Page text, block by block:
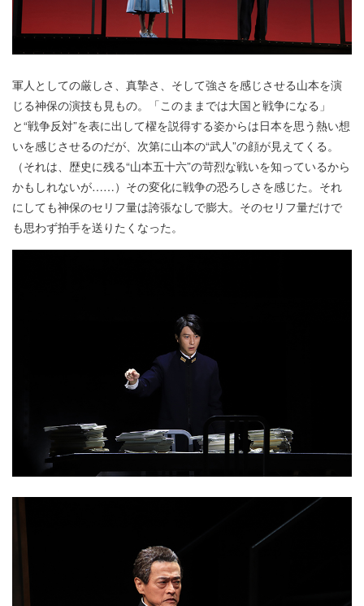
軍人としての厳しさ、真摯さ、そして強さを感じさせる山本を演
じる神保の演技も見もの。「このままでは大国と戦争になる」
と“戦争反対”を表に出して櫂を説得する姿からは日本を思う熱い想
いを感じさせるのだが、次第に山本の“武人”の顔が見えてくる。
（それは、歴史に残る“山本五十六”の苛烈な戦いを知っているから
かもしれないが……）その変化に戦争の恐ろしさを感じた。それ
にしても神保のセリフ量は誇張なしで膨大。そのセリフ量だけで
も思わず拍手を送りたくなった。